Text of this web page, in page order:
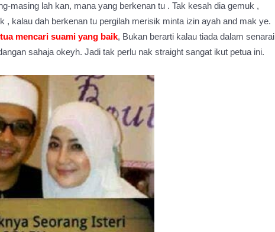
masing lah kan, mana yang berkenan tu . Tak kesah dia gemuk ,
kalau dah berkenan tu pergilah merisik minta izin ayah and mak ye.
mencari suami yang baik, Bukan berarti kalau tiada dalam senarai
sahaja okeyh. Jadi tak perlu nak straight sangat ikut petua ini.